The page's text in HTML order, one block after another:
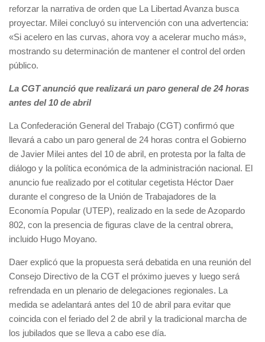
reforzar la narrativa de orden que La Libertad Avanza busca
proyectar. Milei concluyó su intervención con una advertencia:
«Si acelero en las curvas, ahora voy a acelerar mucho más»,
mostrando su determinación de mantener el control del orden
público.
La CGT anunció que realizará un paro general de 24 horas
antes del 10 de abril
La Confederación General del Trabajo (CGT) confirmó que
llevará a cabo un paro general de 24 horas contra el Gobierno
de Javier Milei antes del 10 de abril, en protesta por la falta de
diálogo y la política económica de la administración nacional. El
anuncio fue realizado por el cotitular cegetista Héctor Daer
durante el congreso de la Unión de Trabajadores de la
Economía Popular (UTEP), realizado en la sede de Azopardo
802, con la presencia de figuras clave de la central obrera,
incluido Hugo Moyano.
Daer explicó que la propuesta será debatida en una reunión del
Consejo Directivo de la CGT el próximo jueves y luego será
refrendada en un plenario de delegaciones regionales. La
medida se adelantará antes del 10 de abril para evitar que
coincida con el feriado del 2 de abril y la tradicional marcha de
los jubilados que se lleva a cabo ese día.